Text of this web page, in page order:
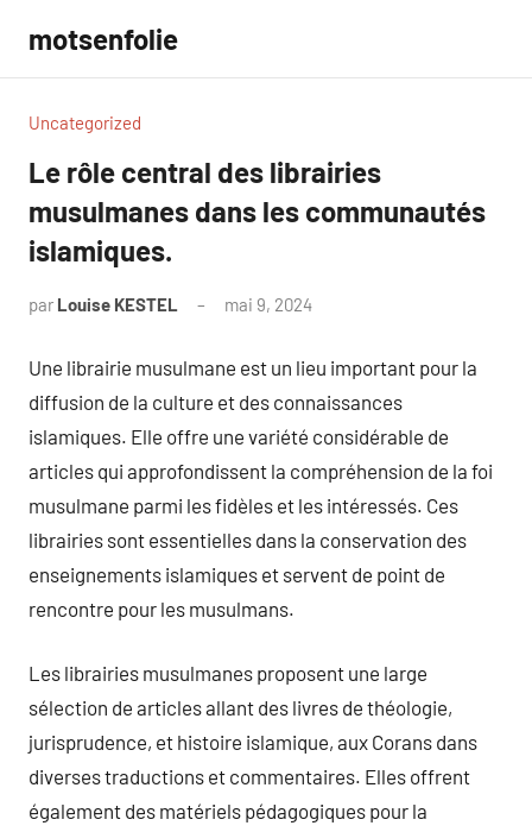
contenu
motsenfolie
Uncategorized
Le rôle central des librairies
musulmanes dans les communautés
islamiques.
par Louise KESTEL mai 9, 2024
Une librairie musulmane est un lieu important pour la
diffusion de la culture et des connaissances
islamiques. Elle offre une variété considérable de
articles qui approfondissent la compréhension de la foi
musulmane parmi les fidèles et les intéressés. Ces
librairies sont essentielles dans la conservation des
enseignements islamiques et servent de point de
rencontre pour les musulmans.
Les librairies musulmanes proposent une large
sélection de articles allant des livres de théologie,
jurisprudence, et histoire islamique, aux Corans dans
diverses traductions et commentaires. Elles offrent
également des matériels pédagogiques pour la